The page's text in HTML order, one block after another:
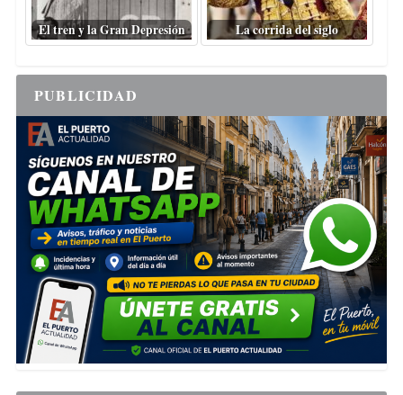
El tren y la Gran Depresión La corrida del siglo
PUBLICIDAD